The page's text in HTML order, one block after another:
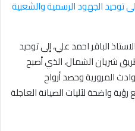
الباقر احمد علي، إلى توحيد
شريان الشمال، الذي أصبح
المرورية وحصد أرواح
واضحة لآليات الصيانة العاجلة